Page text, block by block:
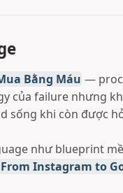
Bằng Máu —
của failure nhưng
sống khi còn được
như blueprint
Instagram to